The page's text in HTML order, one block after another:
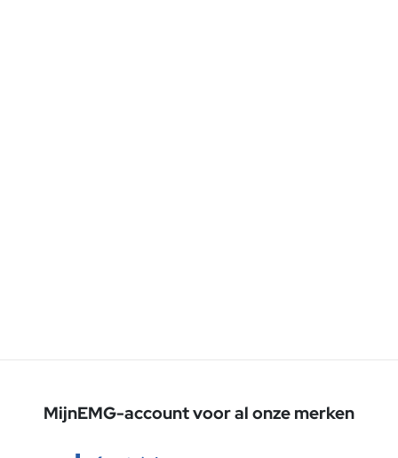
MijnEMG-account voor al onze merken